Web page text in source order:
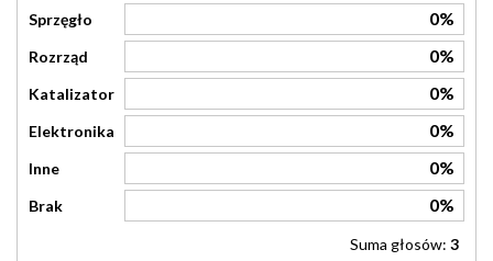
Sprzęgło 0%
Rozrząd 0%
Katalizator 0%
Elektronika 0%
Inne 0%
Brak 0%
Suma głosów: 3